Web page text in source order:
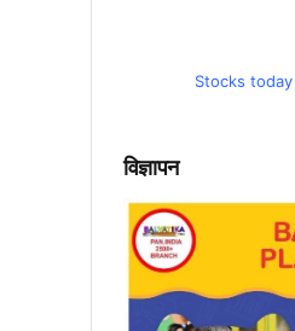
Stocks today
विज्ञापन